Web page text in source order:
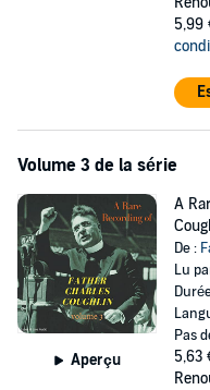
5,99
Volume 3 de la série
Aperçu
A
De :
Lu
Pas
5,63